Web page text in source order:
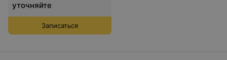
уточняйте
Записаться